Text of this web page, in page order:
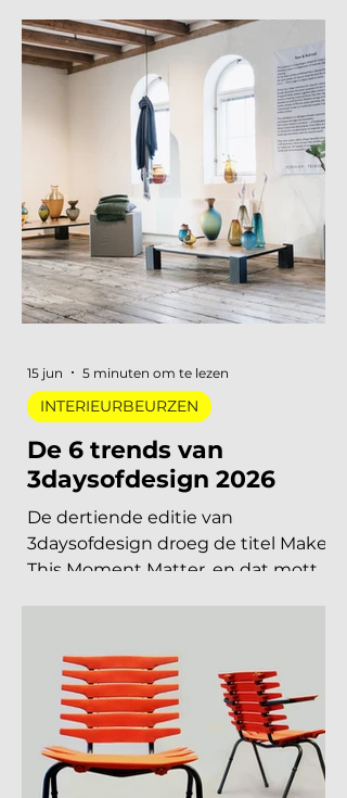
nog aan in 2026?
De zomer is het rustige moment
om je najaar te plannen. Vanaf eind
augustus draait de
beurzencarrousel weer op volle
toeren, met een Nederlandse en
Belgische agenda die piekt in
september en november, en een
internationale kalender die loopt
van Helsinki tot Miami. Hieronder
vind je alle relevante
interieurbeurzen, designbeurzen
gezet. Handig om vast in je
agenda te blokken. Welke
interieurbeurzen, designbeurzen
De 6 trends van
3daysofdesign 2026
This Moment Matter, en dat motto
sijpelde door in elke showroom. In
2026 meer dan vierhonderd
merken, ruim 120.000 bezoekers,
acht stadsdelen. De zoete pastels
van een paar jaar geleden zijn
INTERIEURBEURZEN
15 jun 5 minuten om te lezen